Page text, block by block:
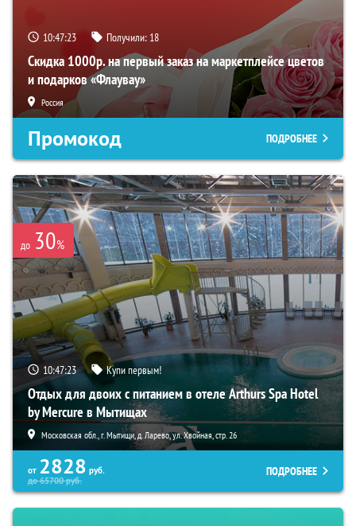
10:47:21 Получили: 18
Скидка 1000р. на первый заказ на маркетплейсе цветов
и подарков «Флаувау»
Россия
Промокод ПОДРОБНЕЕ
до 30%
10:47:21 Купи первым!
Отдых для двоих с питанием в отеле Arthurs Spa Hotel
by Mercure в Мытищах
Московская обл., г. Мытищи, д. Ларево, ул. Хвойная, стр. 26
от 2828 руб.
до65700руб.
ПОДРОБНЕЕ